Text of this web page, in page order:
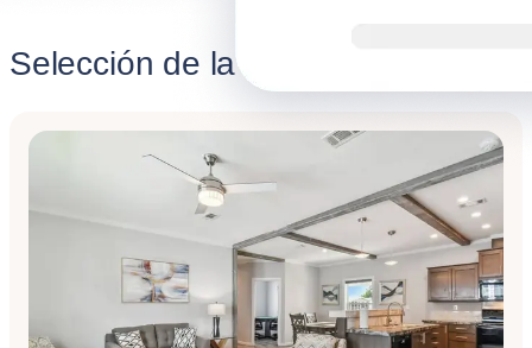
Selección de la semana